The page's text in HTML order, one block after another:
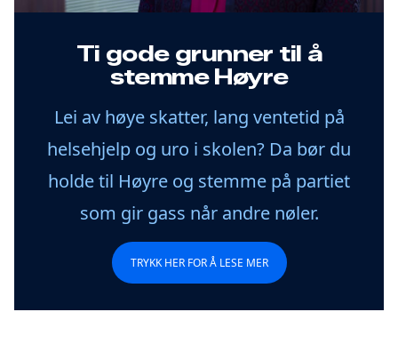
Ti gode grunner til å
stemme Høyre
Lei av høye skatter, lang ventetid på
helsehjelp og uro i skolen? Da bør du
holde til Høyre og stemme på partiet
som gir gass når andre nøler.
TRYKK HER FOR Å LESE MER